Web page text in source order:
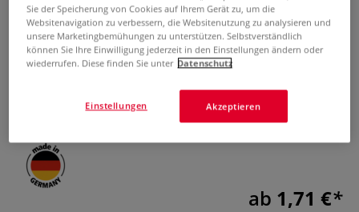
0 Bewertungen
Das universelle Abdeckband ist vielseitig einsetzbar. Es
empfiehlt sich besonders für das saubere Abkleben von
geraden Kanten im Innenbereich, zum Bündeln leichter
Gegenstände, zum Verpacken und Markieren.
ab 1,71 €
Sie der Speicherung von Cookies auf Ihrem Gerät zu, um die
Websitenavigation zu verbessern, die Websitenutzung zu analysieren und
unsere Marketingbemühungen zu unterstützen. Selbstverständlich
können Sie Ihre Einwilligung jederzeit in den Einstellungen ändern oder
wiederrufen. Diese finden Sie unter Datenschutz
Akzeptieren
Einstellungen